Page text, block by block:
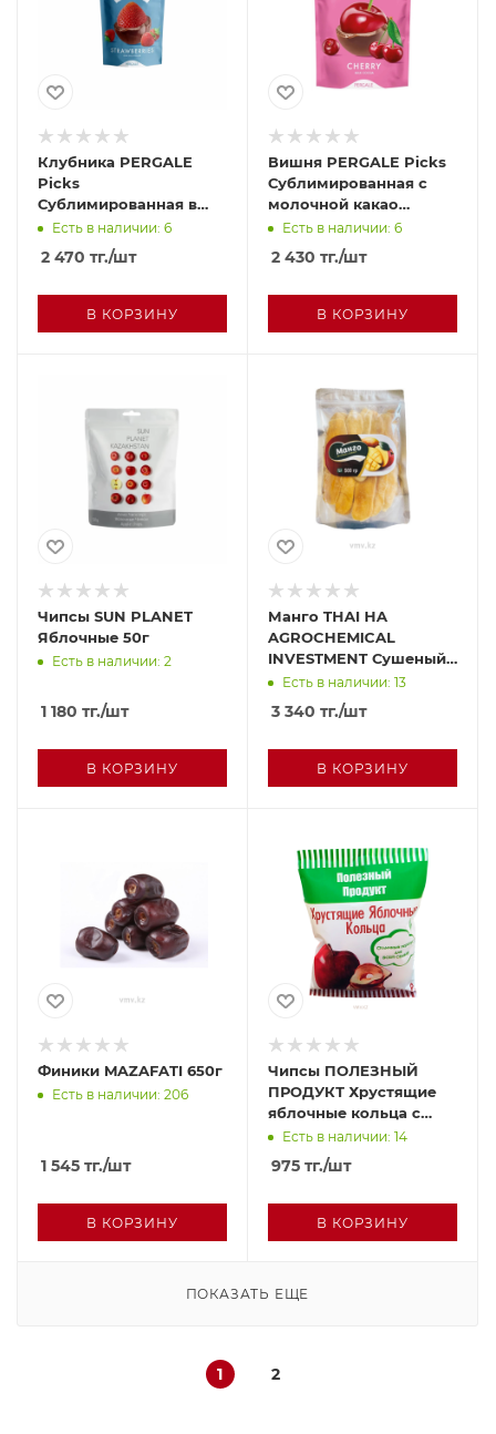
Клубника PERGALE
Picks
Сублимированная в
молочном шоколаде
Есть в наличии: 6
2 470 тг./шт
В КОРЗИНУ
Вишня PERGALE Picks
Сублимированная с
молочной какао
глазурью 90г
Есть в наличии: 6
2 430 тг./шт
В КОРЗИНУ
Чипсы SUN PLANET
Яблочные 50г
Есть в наличии: 2
1 180 тг./шт
В КОРЗИНУ
Манго THAI HA
AGROCHEMICAL
INVESTMENT Сушеный
500г
Есть в наличии: 13
3 340 тг./шт
В КОРЗИНУ
Финики MAZAFATI 650г
Есть в наличии: 206
1 545 тг./шт
В КОРЗИНУ
Чипсы ПОЛЕЗНЫЙ
ПРОДУКТ Хрустящие
яблочные кольца с
корицей 25г м/у
Есть в наличии: 14
975 тг./шт
В КОРЗИНУ
ПОКАЗАТЬ ЕЩЕ
1 2